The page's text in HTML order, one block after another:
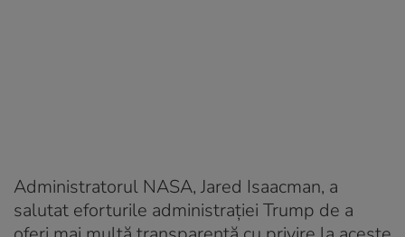
Administratorul NASA, Jared Isaacman, a
salutat eforturile administrației Trump de a